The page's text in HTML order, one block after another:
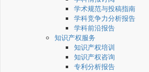
学术规范与投稿指南
学科竞争力分析报告
学科前沿报告
知识产权服务
知识产权培训
知识产权咨询
专利分析报告